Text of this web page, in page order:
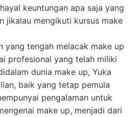
keuntungan apa saja yang
jikalau mengikuti kursus make
yang tengah melacak make up
profesional yang telah miliki
dunia make up, Yuka
baik yang tetap pemula
pengalaman untuk
make up, menjadi dari